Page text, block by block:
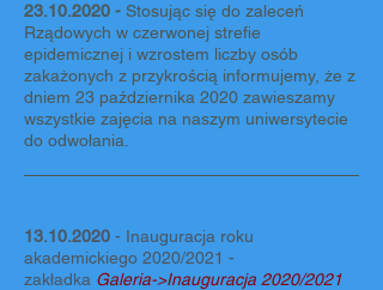
23.10.2020 - Stosując się do zaleceń
Rządowych w czerwonej strefie
epidemicznej i wzrostem liczby osób
zakażonych z przykrością informujemy, że z
dniem 23 października 2020 zawieszamy
wszystkie zajęcia na naszym uniwersytecie
do odwołania.
13.10.2020 - Inauguracja roku
akademickiego 2020/2021 -
zakładka Galeria->Inauguracja 2020/2021